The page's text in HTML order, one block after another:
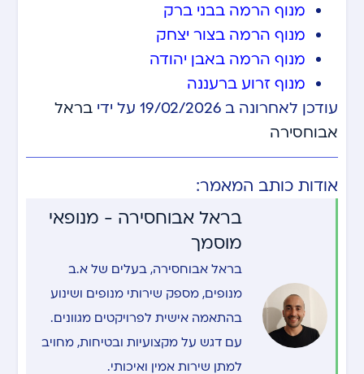
מנוף הרמה בבני ברק
מנוף הרמה בצור יצחק
מנוף הרמה באבן יהודה
מנוף זרוע ברעננה
עודכן לאחרונה ב 19/02/2026 על ידי
בראל
אבוחסירה
אודות כותב המאמר:
בראל אבוחסירה - מנופאי
מוסמך
בראל אבוחסירה, בעלים של א.ב
מנופים, מספק שירותי מנופים ושינוע
בהתאמה אישית לפרויקטים מגוונים.
עם דגש על מקצועיות ובטיחות, מחויב
למתן שירות אמין ואיכותי.